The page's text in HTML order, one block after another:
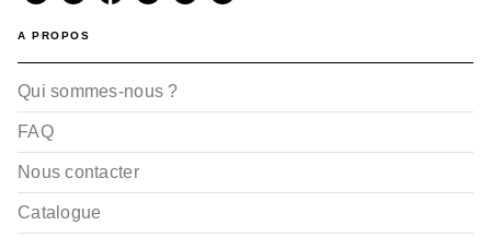
A PROPOS
Qui sommes-nous ?
FAQ
Nous contacter
Catalogue